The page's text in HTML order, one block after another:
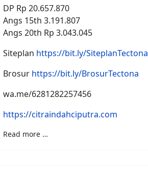
DP Rp 20.657.870
Angs 15th 3.191.807
Angs 20th Rp 3.043.045
Siteplan https://bit.ly/SiteplanTectona
Brosur https://bit.ly/BrosurTectona
wa.me/6281282257456
https://citraindahciputra.com
Read more …